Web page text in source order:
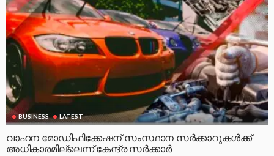
BUSINESS LATEST
വാഹന മോഡിഫിക്കേഷന് സംസ്ഥാന സർക്കാറുകൾക്ക്
അധികാരമില്ലെന്ന് കേന്ദ്ര സർക്കാർ